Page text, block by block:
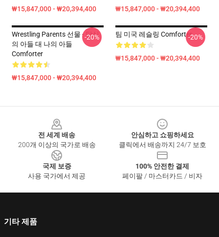
₩15,847,000 - ₩20,394,400 ₩15,847,000 - ₩20,394,400
Wrestling Parents 선물 - 당신
의 아들 대 나의 아들
Comforter
₩15,847,000 - ₩20,394,400
-20% 팀 미국 레슬링 Comforter
₩15,847,000 - ₩20,394,400
-20%
전 세계 배송
200개 이상의 국가로 배송
안심하고 쇼핑하세요
클릭에서 배송까지 24/7 보호
국제 보증
사용 국가에서 제공
100% 안전한 결제
페이팔 / 마스터카드 / 비자
기타 제품